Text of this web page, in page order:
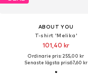
ABOUT YOU
T-shirt 'Melika'
101,40 kr
Ordinarie pris: 255,00 kr
Senaste lägsta pris:67,60 kr